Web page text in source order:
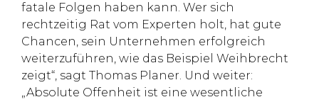
fatale Folgen haben kann. Wer sich
rechtzeitig Rat vom Experten holt, hat gute
Chancen, sein Unternehmen erfolgreich
weiterzuführen, wie das Beispiel Weihbrecht
zeigt“, sagt Thomas Planer. Und weiter:
„Absolute Offenheit ist eine wesentliche